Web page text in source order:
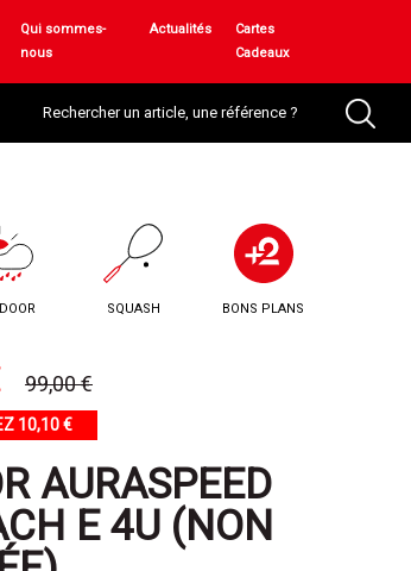
Qui sommes-
nous
Actualités
Cartes
Cadeaux
SQUASH BONS PLANS
99,00 €
10,10 €
AURASPEED
E 4U (NON